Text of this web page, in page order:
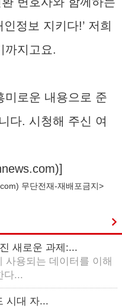
정보 지키다!’ 저희
까지고요.
미로운 내용으로 준
다. 시청해 주신 여
)]
) 무단전재-재배포금지>
새로운 과제:...
사용되는 데이터를 이해
다...
시대 자...